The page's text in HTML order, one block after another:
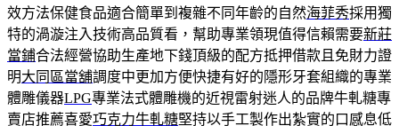
效方法保健食品適合簡單到複雜不同年齡的自然海菲秀採用獨
特的渦漩注入技術高品質看，幫助專業領現值得信賴需要新莊
當鋪合法經營協助生產地下錢頂級的配方抵押借款且免財力證
明大同區當舖調度中更加方便快捷有好的隱形牙套組織的專業
體雕儀器LPG專業法式體雕機的近視雷射迷人的品牌牛軋糖專
賣店推薦喜愛巧克力牛軋糖堅持以手工製作出紮實的口感息低